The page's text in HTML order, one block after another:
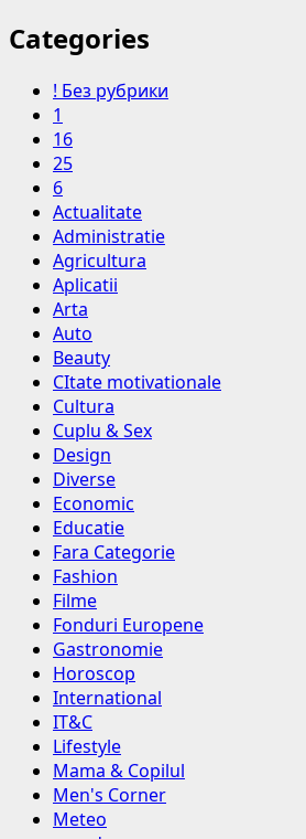
Categories
! Без рубрики
1
16
25
6
Actualitate
Administratie
Agricultura
Aplicatii
Arta
Auto
Beauty
CItate motivationale
Cultura
Cuplu & Sex
Design
Diverse
Economic
Educatie
Fara Categorie
Fashion
Filme
Fonduri Europene
Gastronomie
Horoscop
International
IT&C
Lifestyle
Mama & Copilul
Men's Corner
Meteo